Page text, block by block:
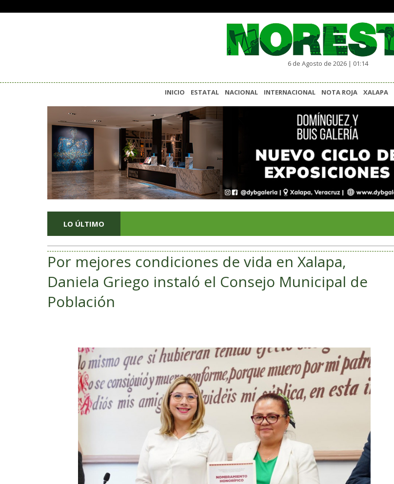
6 de Agosto de 2026 | 01:14
INICIO ESTATAL NACIONAL INTERNACIONAL NOTA ROJA XALAPA
LO ÚLTIMO
Por mejores condiciones de vida en Xalapa,
Daniela Griego instaló el Consejo Municipal de
Población